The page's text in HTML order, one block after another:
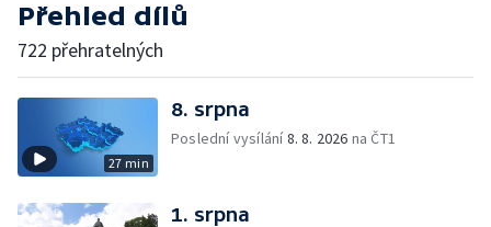
Přehled dílů
722 přehratelných
27 min
8. srpna
Poslední vysílání8. 8. 2026 na ČT1
1. srpna